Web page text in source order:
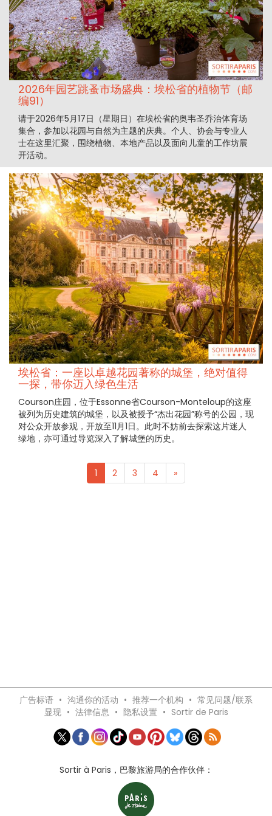
2026年园艺跳蚤市场盛典：埃松省的植物节（邮
编91）
请于2026年5月17日（星期日）在埃松省的奥韦圣乔治体育场
集合，参加以花园与自然为主题的庆典。个人、协会与专业人
士在这里汇聚，围绕植物、本地产品以及面向儿童的工作坊展
开活动。
埃松省：一座以卓越花园著称的城堡，绝对值得
一探，带你迈入绿色生活
Courson庄园，位于Essonne省Courson-Monteloup的这座
被列为历史建筑的城堡，以及被授予“杰出花园”称号的公园，现
对公众开放参观，开放至11月1日。此时不妨前去探索这片迷人
绿地，亦可通过导览深入了解城堡的历史。
1 2 3 4 »
广告标语 • 沟通你的活动 • 推荐一个机构 • 常见问题/联系
显现 • 法律信息 • 隐私设置 • Sortir de Paris
Sortir à Paris，巴黎旅游局的合作伙伴：